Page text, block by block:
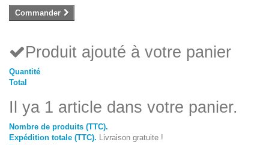
Commander
Produit ajouté à votre panier
Quantité
Total
Il ya 1 article dans votre panier.
Nombre de produits (TTC).
Expédition totale (TTC). Livraison gratuite !